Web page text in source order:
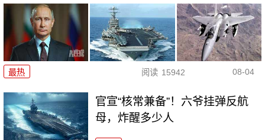
最热 阅读 15942 08-04
官宣“核常兼备”！六爷挂弹反航
母，炸醒多少人